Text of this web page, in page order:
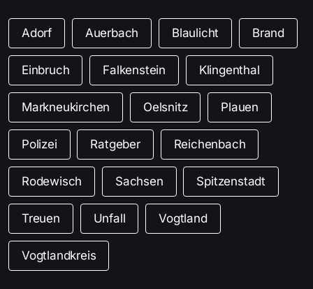
Adorf Auerbach Blaulicht Brand
Einbruch Falkenstein Klingenthal
Markneukirchen Oelsnitz Plauen
Polizei Ratgeber Reichenbach
Rodewisch Sachsen Spitzenstadt
Treuen Unfall Vogtland
Vogtlandkreis